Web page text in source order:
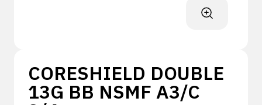
CORESHIELD DOUBLE
13G BB NSMF A3/C